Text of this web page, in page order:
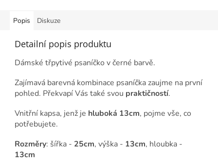
Popis Diskuze
Detailní popis produktu
Dámské třpytivé psaníčko v černé barvě.
Zajímavá barevná kombinace psaníčka zaujme na první
pohled. Překvapí Vás také svou praktičností.
Vnitřní kapsa, jenž je hluboká 13cm, pojme vše, co
potřebujete.
Rozměry: šířka - 25cm, výška - 13cm, hloubka -
13cm